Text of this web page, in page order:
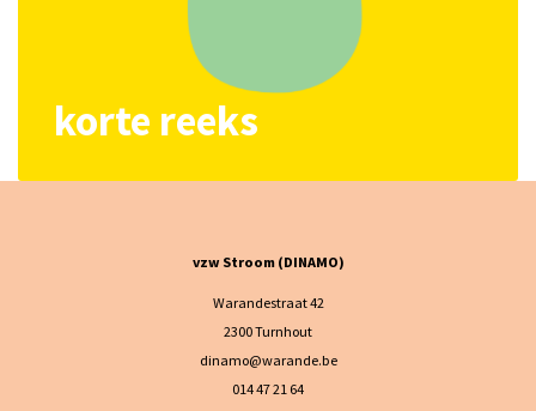
korte reeks
vzw Stroom (DINAMO)
Warandestraat 42
2300 Turnhout
dinamo@warande.be
014 47 21 64